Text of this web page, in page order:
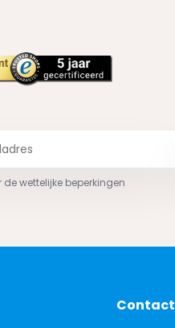
de wettelijke beperkingen
Contact